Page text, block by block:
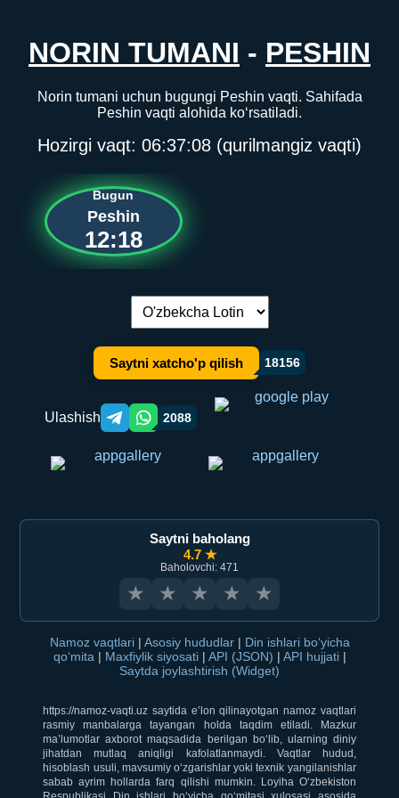
NORIN TUMANI - PESHIN
Norin tumani uchun bugungi Peshin vaqti. Sahifada
Peshin vaqti alohida ko‘rsatiladi.
Hozirgi vaqt: 06:37:08 (qurilmangiz vaqti)
Bugun
Peshin
12:18
Tilni almashtirish:
Saytni xatcho'p qilish 18156
Ulashish Telegram orqali ulashish
WhatsApp orqali ulashish
2088
Saytni baholang
4.7 ★
Baholovchi: 471
★ ★ ★ ★ ★
Namoz vaqtlari | Asosiy hududlar | Din ishlari bo‘yicha
qo‘mita | Maxfiylik siyosati | API (JSON) | API hujjati |
Saytda joylashtirish (Widget)
https://namoz-vaqti.uz saytida e’lon qilinayotgan namoz vaqtlari
rasmiy manbalarga tayangan holda taqdim etiladi. Mazkur
ma’lumotlar axborot maqsadida berilgan bo‘lib, ularning diniy
jihatdan mutlaq aniqligi kafolatlanmaydi. Vaqtlar hudud,
hisoblash usuli, mavsumiy o‘zgarishlar yoki texnik yangilanishlar
sabab ayrim hollarda farq qilishi mumkin. Loyiha O‘zbekiston